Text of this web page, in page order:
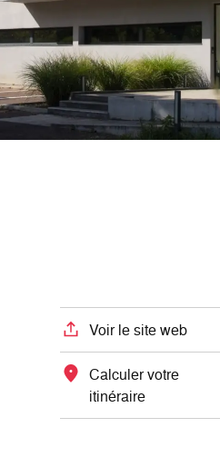
Voir le site web
Calculer votre
itinéraire